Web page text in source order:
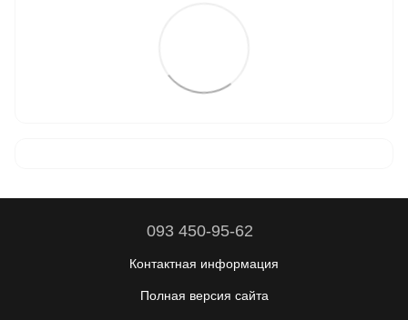
093 450-95-62
Контактная информация
Полная версия сайта